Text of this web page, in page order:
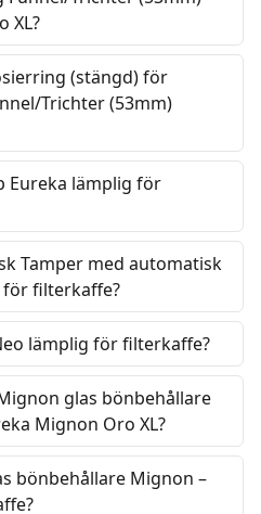
XL?
(stängd) för
Trichter (53mm)
Eureka lämplig för
Tamper med automatisk
filterkaffe?
lämplig för filterkaffe?
glas bönbehållare
Mignon Oro XL?
bönbehållare Mignon –